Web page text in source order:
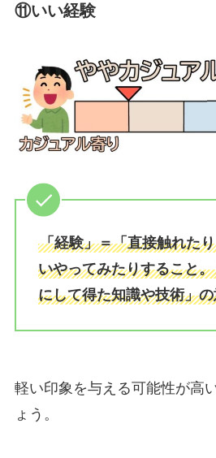
⑪いい経験
「経験」＝「直接触れた
いやってみたりすること
にして得た知識や技術」
軽い印象を与える可能性が高
ょう。